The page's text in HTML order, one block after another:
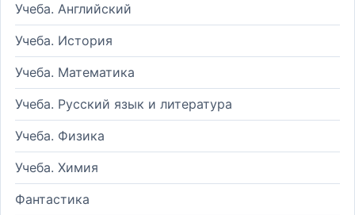
Учеба. Английский
Учеба. История
Учеба. Математика
Учеба. Русский язык и литература
Учеба. Физика
Учеба. Химия
Фантастика